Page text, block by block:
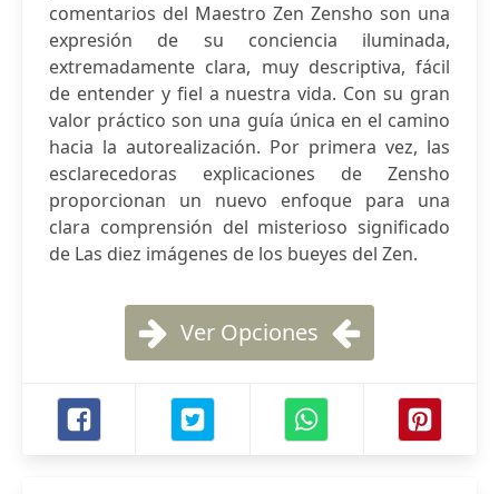
comentarios del Maestro Zen Zensho son una
expresión de su conciencia iluminada,
extremadamente clara, muy descriptiva, fácil
de entender y fiel a nuestra vida. Con su gran
valor práctico son una guía única en el camino
hacia la autorealización. Por primera vez, las
esclarecedoras explicaciones de Zensho
proporcionan un nuevo enfoque para una
clara comprensión del misterioso significado
de Las diez imágenes de los bueyes del Zen.
Ver Opciones